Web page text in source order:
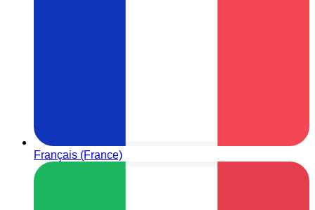
Français (France)